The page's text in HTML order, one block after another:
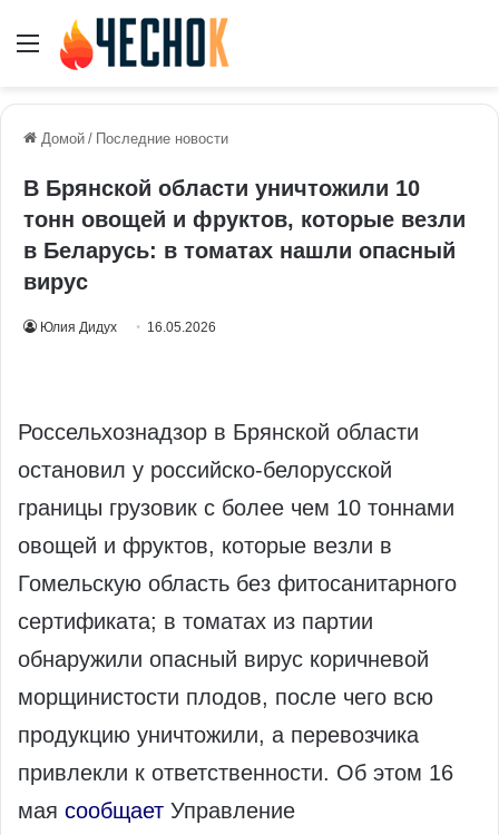
Меню
Домой / Последние новости
В Брянской области уничтожили 10
тонн овощей и фруктов, которые везли
в Беларусь: в томатах нашли опасный
вирус
Юлия Дидух 16.05.2026
Россельхознадзор в Брянской области
остановил у российско‑белорусской
границы грузовик с более чем 10 тоннами
овощей и фруктов, которые везли в
Гомельскую область без фитосанитарного
сертификата; в томатах из партии
обнаружили опасный вирус коричневой
морщинистости плодов, после чего всю
продукцию уничтожили, а перевозчика
привлекли к ответственности. Об этом 16
мая сообщает Управление